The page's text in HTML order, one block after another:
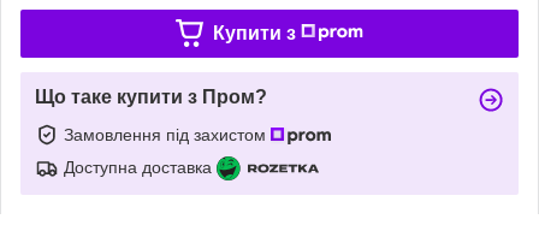
Купити з
Що таке купити з Пром?
Замовлення під захистом
Доступна доставка